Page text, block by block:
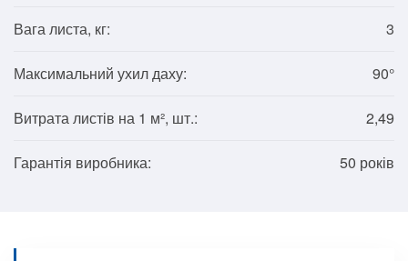
Вага листа, кг: 3
Максимальний ухил даху: 90°
Витрата листів на 1 м², шт.: 2,49
Гарантія виробника: 50 років